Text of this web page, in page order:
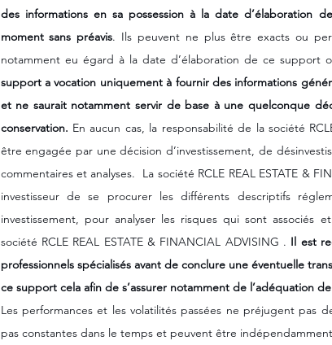
des informations en sa possession à la date d’élaboration
moment sans préavis. Ils peuvent ne plus être exacts ou
notamment eu égard à la date d’élaboration de ce support
support a vocation uniquement à fournir des informations
et ne saurait notamment servir de base à une quelconque
conservation. En aucun cas, la responsabilité de la société
être engagée par une décision d’investissement, de
commentaires et analyses.  La société RCLE REAL ESTATE &
investisseur de se procurer les différents descriptifs
investissement, pour analyser les risques qui sont
société RCLE REAL ESTATE & FINANCIAL ADVISING . Il est
professionnels spécialisés avant de conclure une éventuelle
ce support cela afin de s’assurer notamment de l’adéquation
Les performances et les volatilités passées ne préjugent pas
pas constantes dans le temps et peuvent être